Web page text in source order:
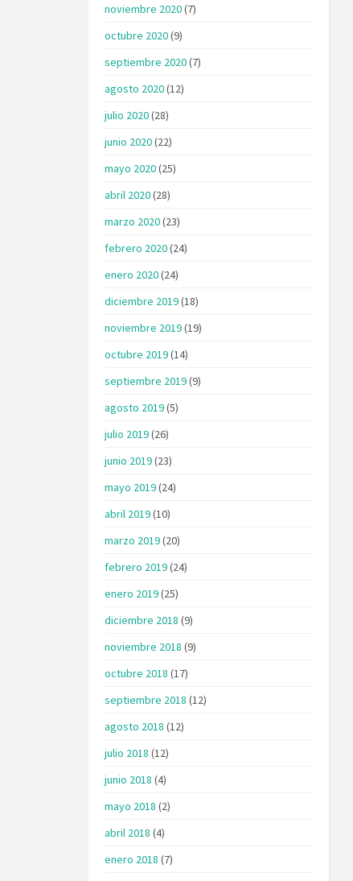
noviembre 2020(7)
octubre 2020(9)
septiembre 2020(7)
agosto 2020(12)
julio 2020(28)
junio 2020(22)
mayo 2020(25)
abril 2020(28)
marzo 2020(23)
febrero 2020(24)
enero 2020(24)
diciembre 2019(18)
noviembre 2019(19)
octubre 2019(14)
septiembre 2019(9)
agosto 2019(5)
julio 2019(26)
junio 2019(23)
mayo 2019(24)
abril 2019(10)
marzo 2019(20)
febrero 2019(24)
enero 2019(25)
diciembre 2018 (9)
noviembre 2018 (9)
octubre 2018 (17)
septiembre 2018 (12)
agosto 2018 (12)
julio 2018 (12)
junio 2018 (4)
mayo 2018 (2)
abril 2018 (4)
enero 2018 (7)